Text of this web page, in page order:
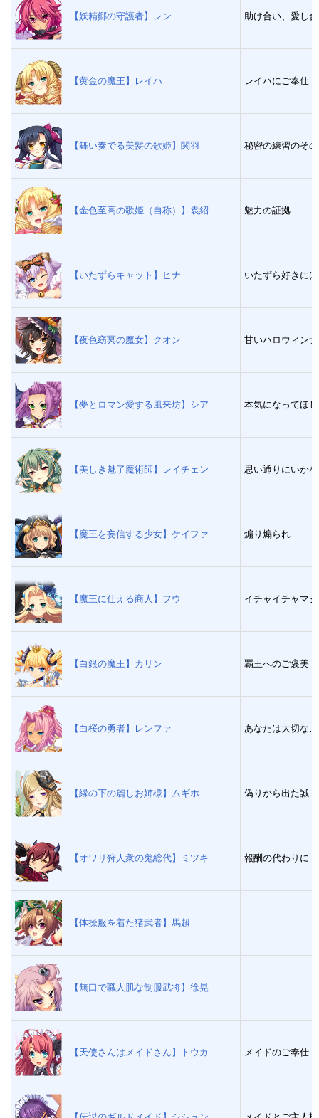
【妖精郷の守護者】レン 助け合い、愛し
【黄金の魔王】レイハ レイハにご奉仕
【舞い奏でる美髪の歌姫】関羽 秘密の練習のそ
【金色至高の歌姫（自称）】袁紹 魅力の証拠
【いたずらキャット】ヒナ いたずら好きに
【夜色窈冥の魔女】クオン 甘いハロウィン
【夢とロマン愛する風来坊】シア 本気になってほ
【美しき魅了魔術師】レイチェン 思い通りにいか
【魔王を妄信する少女】ケイファ 煽り煽られ
【魔王に仕える商人】フウ イチャイチャマ
【白銀の魔王】カリン 覇王へのご褒美
【白桜の勇者】レンファ あなたは大切な
【縁の下の麗しお姉様】ムギホ 偽りから出た誠
【オワリ狩人衆の鬼総代】ミツキ 報酬の代わりに
【体操服を着た猪武者】馬超
【無口で職人肌な制服武将】徐晃
【天使さんはメイドさん】トウカ メイドのご奉仕